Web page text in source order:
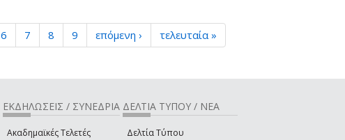
6 7 8 9 επόμενη › τελευταία »
ΕΚΔΗΛΩΣΕΙΣ / ΣΥΝΕΔΡΙΑ
Ακαδημαϊκές Τελετές
ΔΕΛΤΙΑ ΤΥΠΟΥ / ΝΕΑ
Δελτία Τύπου